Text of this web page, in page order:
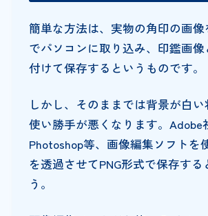
簡単な方法は、実物の角印の画像
でパソコンに取り込み、印鑑画
付けて保存するというものです。
しかし、そのままでは背景が白い
使い勝手が悪くなります。Adobe
Photoshop等、画像編集ソフトを
を透過させてPNG形式で保存する
う。